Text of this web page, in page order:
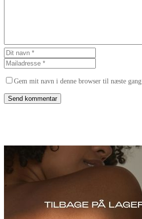
Gem mit navn i denne browser til næste gang